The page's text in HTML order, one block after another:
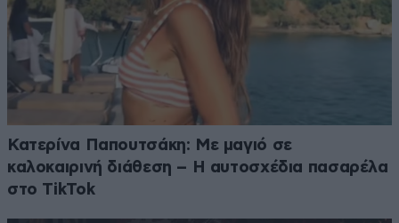
Κατερίνα Παπουτσάκη: Με μαγιό σε
καλοκαιρινή διάθεση – Η αυτοσχέδια πασαρέλα
στο TikTok